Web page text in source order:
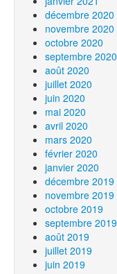
décembre 2020
novembre 2020
octobre 2020
septembre 2020
août 2020
juillet 2020
juin 2020
mai 2020
avril 2020
mars 2020
février 2020
janvier 2020
décembre 2019
novembre 2019
octobre 2019
septembre 2019
août 2019
juillet 2019
juin 2019